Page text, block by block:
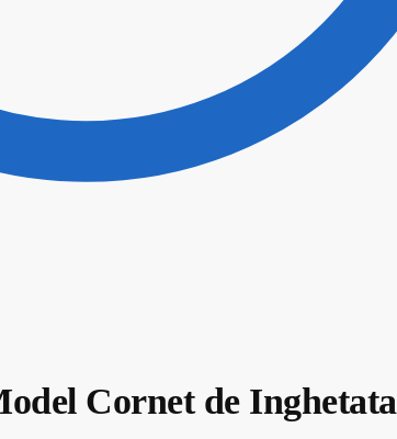
Cornet de Inghetata